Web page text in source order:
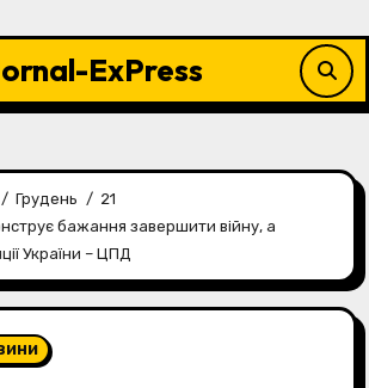
ExPress
Грудень
21
бажання завершити війну, а
України – ЦПД